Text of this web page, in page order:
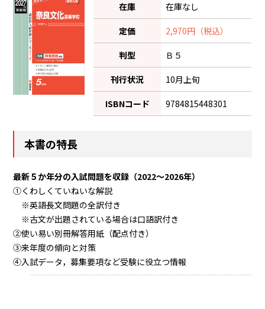
在庫 在庫なし
定価 2,970円（税込）
判型 Ｂ５
刊行状況 10月上旬
ISBNコード 9784815448301
本書の特長
最新５か年分の入試問題を収録（2022～2026年）
①くわしくていねいな解説
※英語長文問題の全訳付き
※古文が出題されている場合は口語訳付き
②使い易い別冊解答用紙（配点付き）
③来年度の傾向と対策
④入試データ，募集要項など受験に役立つ情報